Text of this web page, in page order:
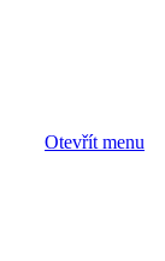
Otevřít menu